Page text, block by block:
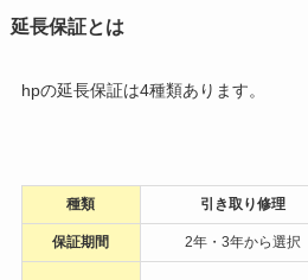
延長保証とは
hpの延長保証は4種類あります。
種類 引き取り修理
保証期間 2年・3年から選択